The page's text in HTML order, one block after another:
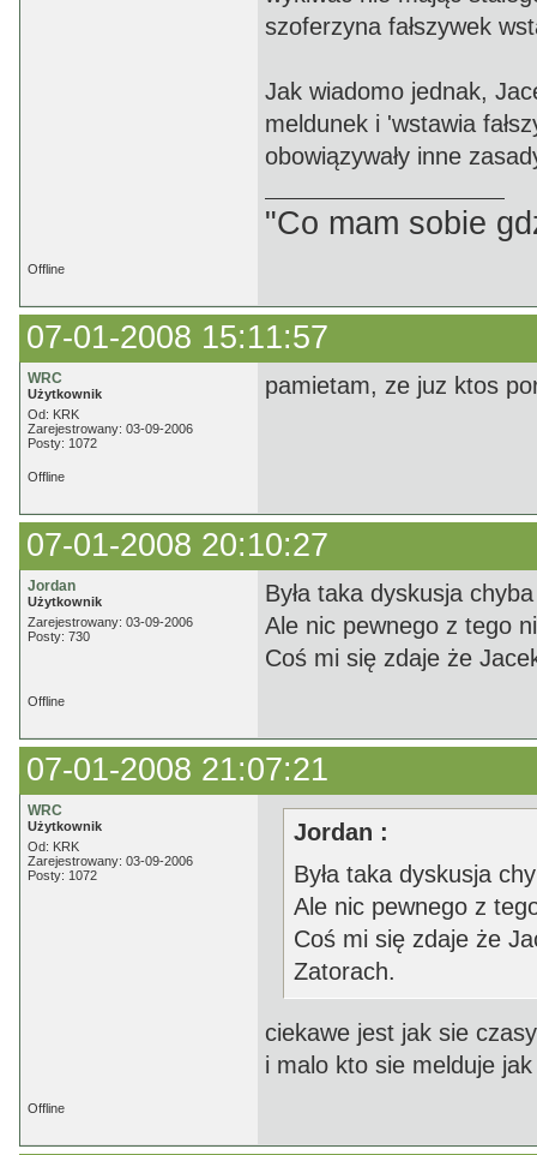
szoferzyna fałszywek
Jak wiadomo jednak,
meldunek i 'wstawia
obowiązywały inne
"Co mam sobie
Offline
07-01-2008 15:11:57
WRC
Użytkownik
Od: KRK
Zarejestrowany: 03-09-2006
Posty: 1072
pamietam, ze juz ktos
Offline
07-01-2008 20:10:27
Jordan
Użytkownik
Zarejestrowany: 03-09-2006
Posty: 730
Była taka dyskusja
Ale nic pewnego z tego
Coś mi się zdaje że
Offline
07-01-2008 21:07:21
WRC
Użytkownik
Od: KRK
Zarejestrowany: 03-09-2006
Posty: 1072
Jordan :
Była taka dyskusja
Ale nic pewnego z
Coś mi się zdaje że
Zatorach.
ciekawe jest jak sie
i malo kto sie melduje
Offline